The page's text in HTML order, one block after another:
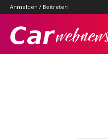
Anmelden / Beitreten